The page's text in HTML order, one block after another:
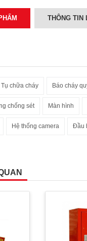
THÔNG TIN
Tụ chữa cháy Báo cháy
chống sét Màn hình
Hệ thống camera Đầu